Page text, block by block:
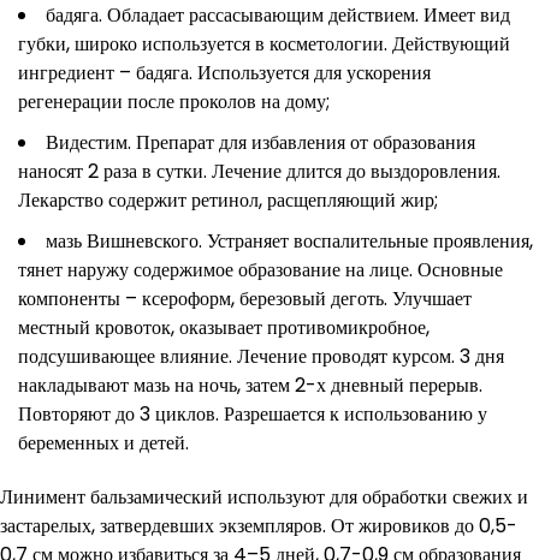
бадяга. Обладает рассасывающим действием. Имеет вид
губки, широко используется в косметологии. Действующий
ингредиент – бадяга. Используется для ускорения
регенерации после проколов на дому;
Видестим. Препарат для избавления от образования
наносят 2 раза в сутки. Лечение длится до выздоровления.
Лекарство содержит ретинол, расщепляющий жир;
мазь Вишневского. Устраняет воспалительные проявления,
тянет наружу содержимое образование на лице. Основные
компоненты – ксероформ, березовый деготь. Улучшает
местный кровоток, оказывает противомикробное,
подсушивающее влияние. Лечение проводят курсом. 3 дня
накладывают мазь на ночь, затем 2-х дневный перерыв.
Повторяют до 3 циклов. Разрешается к использованию у
беременных и детей.
Линимент бальзамический используют для обработки свежих и
застарелых, затвердевших экземпляров. От жировиков до 0,5-